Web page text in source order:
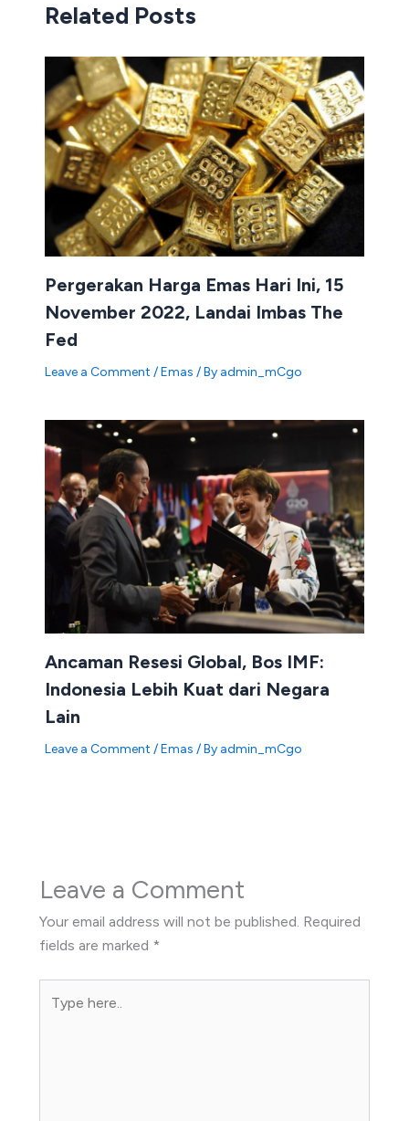
Related Posts
Pergerakan Harga Emas Hari Ini, 15
November 2022, Landai Imbas The
Fed
Leave a Comment /Emas / By admin_mCgo
Ancaman Resesi Global, Bos IMF:
Indonesia Lebih Kuat dari Negara
Lain
Leave a Comment /Emas / By admin_mCgo
Leave a Comment
Your email address will not be published. Required
fields are marked *
here..